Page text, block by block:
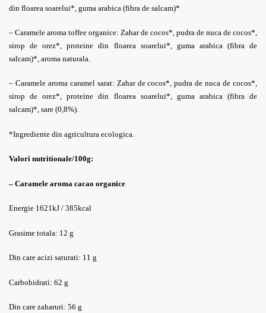
din floarea soarelui*, guma arabica (fibra de salcam)*
– Caramele aroma toffee organice: Zahar de cocos*, pudra de nuca de cocos*,
sirop de orez*, proteine din floarea soarelui*, guma arabica (fibra de
salcam)*, aroma naturala.
– Caramele aroma caramel sarat: Zahar de cocos*, pudra de nuca de cocos*,
sirop de orez*, proteine din floarea soarelui*, guma arabica (fibra de
salcam)*, sare (0,8%).
*Ingrediente din agricultura ecologica.
Valori nutritionale/100g:
– Caramele aroma cacao organice
Energie 1621kJ / 385kcal
Grasime totala: 12 g
Din care acizi saturati: 11 g
Carbohidrati: 62 g
Din care zaharuri: 56 g